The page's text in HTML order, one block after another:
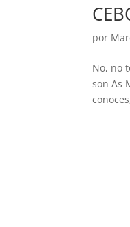
por
No, no
son As